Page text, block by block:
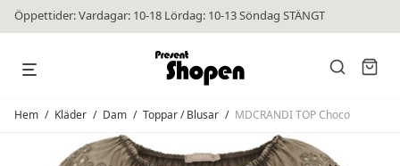
Öppettider: Vardagar: 10-18 Lördag: 10-13 Söndag STÄNGT
Hem / Kläder / Dam / Toppar / Blusar / MDCRANDI TOP Choco